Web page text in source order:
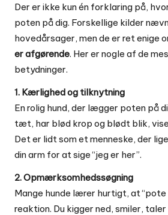
Der er ikke kun én forklaring på,
poten på dig. Forskellige kilder
hovedårsager, men de er ret enige
er afgørende. Her er nogle af de
betydninger.
1. Kærlighed og tilknytning
En rolig hund, der lægger poten på
tæt, har blød krop og blødt blik,
Det er lidt som et menneske, der
din arm for at sige “jeg er her”.
2. Opmærksomhedssøgning
Mange hunde lærer hurtigt, at “pote
reaktion. Du kigger ned, smiler,